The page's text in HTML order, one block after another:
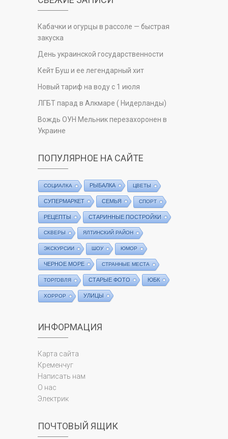
Кабачки и огурцы в рассоле — быстрая
закуска
День украинской государственности
Кейт Буш и ее легендарный хит
Новый тариф на воду с 1 июля
ЛГБТ парад в Алкмаре ( Нидерланды)
Вождь ОУН Мельник перезахоронен в
Украине
ПОПУЛЯРНОЕ НА САЙТЕ
СОЦИАЛКА РЫБАЛКА ЦВЕТЫ
СУПЕРМАРКЕТ СЕМЬЯ СПОРТ
РЕЦЕПТЫ СТАРИННЫЕ ПОСТРОЙКИ
СКВЕРЫ ЯЛТИНСКИЙ РАЙОН
ЭКСКУРСИИ ШОУ ЮМОР
ЧЕРНОЕ МОРЕ СТРАННЫЕ МЕСТА
ТОРГОВЛЯ СТАРЫЕ ФОТО ЮБК
ХОРРОР УЛИЦЫ
ИНФОРМАЦИЯ
Карта сайта
Кременчуг
Написать нам
О нас
Электрик
ПОЧТОВЫЙ ЯЩИК